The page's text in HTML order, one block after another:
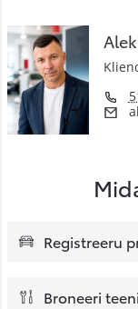
Registreeru
Broneeri